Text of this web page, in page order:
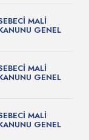
MALİ
GENEL
MALİ
GENEL
MALİ
GENEL